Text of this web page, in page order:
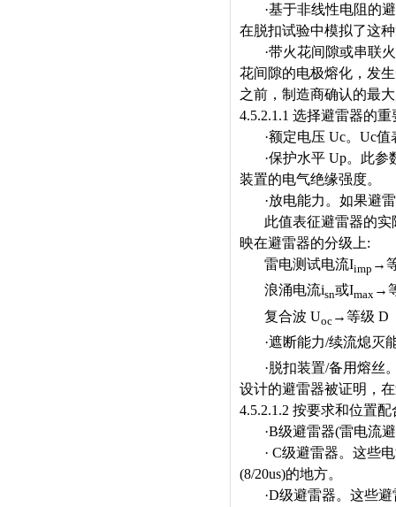
·基于非线性电阻的
在脱扣试验中模拟了这种
·带火花间隙或串联
花间隙的电极熔化，发
之前，制造商确认的最
4.5.2.1.1 选择避雷器的重
·额定电压 Uc。 Uc值
·保护水平 Up。此参
装置的电气绝缘强度。
·放电能力。如果避
此值表征避雷器的
映在避雷器的分级上:
雷电测试电流Iimp →
浪涌电流isn或Imax →
复合波 Uoc →等级 D
·遮断能力/续流熄灭
·脱扣装置/备用熔丝
设计的避雷器被证明，
4.5.2.1.2 按要求和位置配
·B级避雷器(雷电流
· C级避雷器。这些
(8/20us)的地方。
·D级避雷器。这些